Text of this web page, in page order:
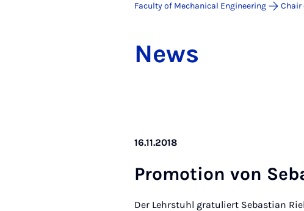
Faculty of Mechanical Engineering Chair
News
16.11.2018
Pro­mo­tion von
Der Lehrstuhl gratuliert Sebastian